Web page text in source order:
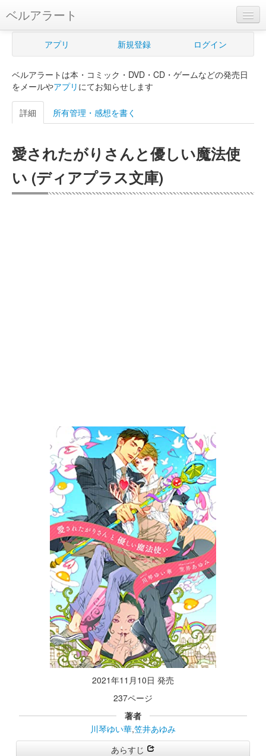
ベルアラート
ベルアラートとは
新規登録
ログイン
購入管理
Myシェルフ
アプリ 新規登録 ログイン
ベルアラートは本・コミック・DVD・CD・ゲームなどの発売日
をメールやアプリ にてお知らせします
詳細 所有管理・感想を書く
愛されたがりさんと優しい魔法使
い (ディアプラス文庫)
2021年11月10日 発売
237ページ
著者
川琴ゆい華,笠井あゆみ
あらすじ